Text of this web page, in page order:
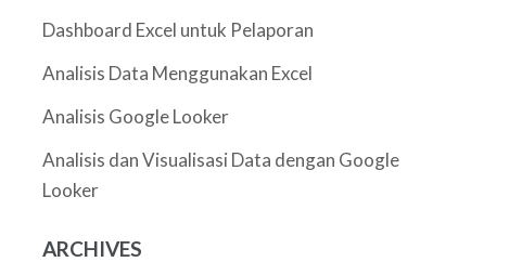
Dashboard Excel untuk Pelaporan
Analisis Data Menggunakan Excel
Analisis Google Looker
Analisis dan Visualisasi Data dengan Google
Looker
ARCHIVES